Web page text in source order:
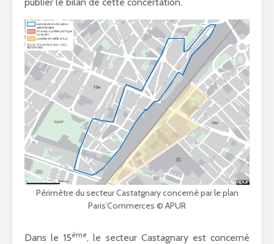
publier le bilan de cette concertation.
Périmètre du secteur Castatgnary concerné par le plan
Paris’Commerces © APUR
Dans le 15ème, le secteur Castagnary est concerné